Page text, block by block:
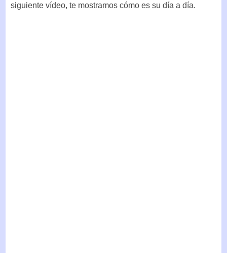
siguiente vídeo, te mostramos cómo es su día a día.